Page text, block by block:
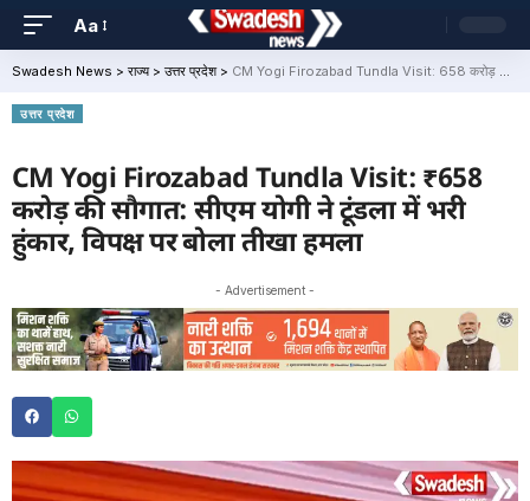
Aa
Swadesh News > राज्य> उत्तर प्रदेश> CM Yogi Firozabad Tundla Visit: ₹658 करोड़ की सौगात: सीएम योगी ने टूंडला में भरी हुंकार, विपक्ष पर बोला तीखा हमला
उत्तर प्रदेश
CM Yogi Firozabad Tundla Visit: ₹658
करोड़ की सौगात: सीएम योगी ने टूंडला में भरी
हुंकार, विपक्ष पर बोला तीखा हमला
- Advertisement -